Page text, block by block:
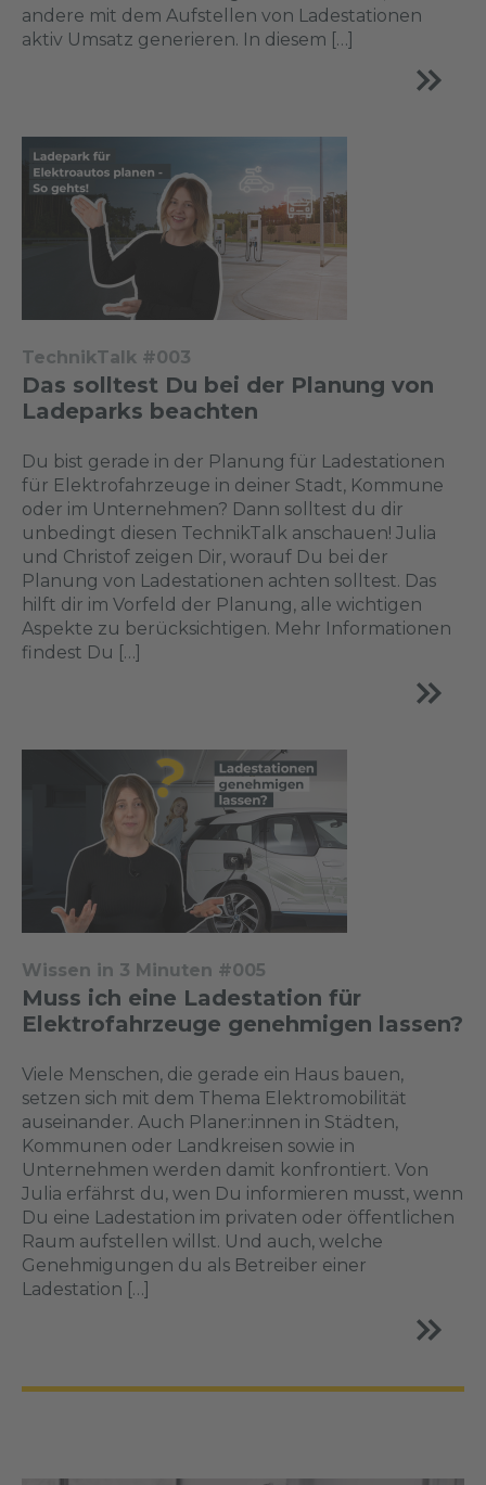
andere mit dem Aufstellen von Ladestationen
aktiv Umsatz generieren. In diesem […]
TechnikTalk #003
Das solltest Du bei der Planung von
Ladeparks beachten
Du bist gerade in der Planung für Ladestationen
für Elektrofahrzeuge in deiner Stadt, Kommune
oder im Unternehmen? Dann solltest du dir
unbedingt diesen TechnikTalk anschauen! Julia
und Christof zeigen Dir, worauf Du bei der
Planung von Ladestationen achten solltest. Das
hilft dir im Vorfeld der Planung, alle wichtigen
Aspekte zu berücksichtigen. Mehr Informationen
findest Du […]
Wissen in 3 Minuten #005
Muss ich eine Ladestation für
Elektrofahrzeuge genehmigen lassen?
Viele Menschen, die gerade ein Haus bauen,
setzen sich mit dem Thema Elektromobilität
auseinander. Auch Planer:innen in Städten,
Kommunen oder Landkreisen sowie in
Unternehmen werden damit konfrontiert. Von
Julia erfährst du, wen Du informieren musst, wenn
Du eine Ladestation im privaten oder öffentlichen
Raum aufstellen willst. Und auch, welche
Genehmigungen du als Betreiber einer
Ladestation […]